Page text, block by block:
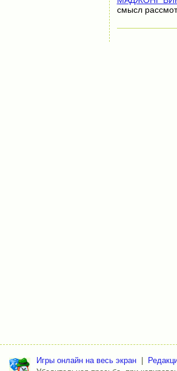
смысл
Игры онлайн на весь экран